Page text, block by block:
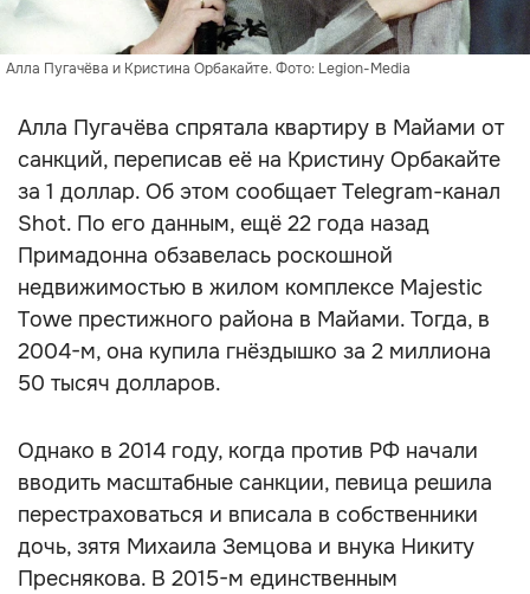
Алла Пугачёва и Кристина Орбакайте. Фото: Legion-Media
Алла Пугачёва спрятала квартиру в Майами от
санкций, переписав её на Кристину Орбакайте
за 1 доллар. Об этом сообщает Telegram-канал
Shot. По его данным, ещё 22 года назад
Примадонна обзавелась роскошной
недвижимостью в жилом комплексе Majestic
Towe престижного района в Майами. Тогда, в
2004-м, она купила гнёздышко за 2 миллиона
50 тысяч долларов.
Однако в 2014 году, когда против РФ начали
вводить масштабные санкции, певица решила
перестраховаться и вписала в собственники
дочь, зятя Михаила Земцова и внука Никиту
Преснякова. В 2015-м единственным